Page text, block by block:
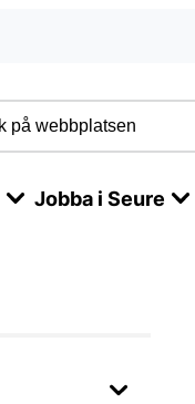
Jobba i Seure